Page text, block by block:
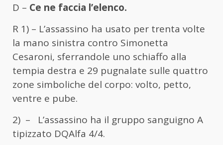
D – Ce ne faccia l’elenco.
R 1) – L’assassino ha usato per trenta volte
la mano sinistra contro Simonetta
Cesaroni, sferrandole uno schiaffo alla
tempia destra e 29 pugnalate sulle quattro
zone simboliche del corpo: volto, petto,
ventre e pube.
2) – L’assassino ha il gruppo sanguigno A
tipizzato DQAlfa 4/4.